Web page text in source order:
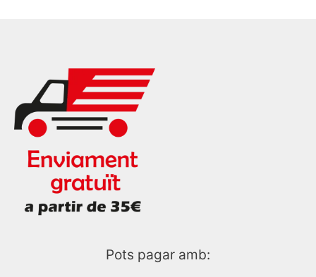
Pots pagar amb: